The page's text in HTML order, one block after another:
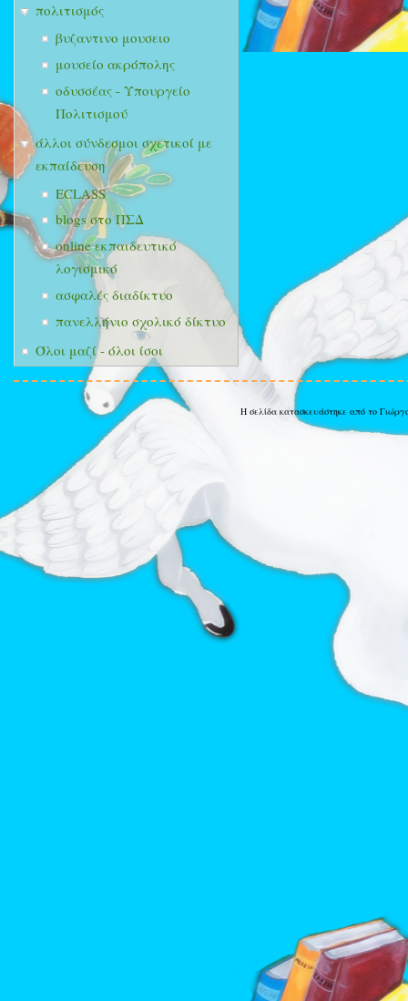
πολιτισμός
βυζαντινο μουσειο
μουσείο ακρόπολης
οδυσσέας - Υπουργείο
Πολιτισμού
άλλοι σύνδεσμοι σχετικοί με
εκπαίδευση
ECLASS
blogs στο ΠΣΔ
online εκπαιδευτικό
λογισμικό
ασφαλές διαδίκτυο
πανελλήνιο σχολικό δίκτυο
Όλοι μαζί - όλοι ίσοι
Η σελίδα κατασκευάστηκε από το